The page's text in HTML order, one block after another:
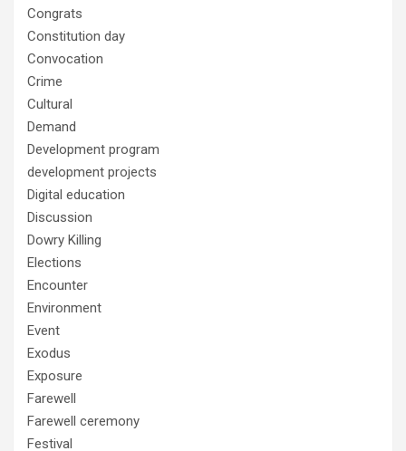
Congrats
Constitution day
Convocation
Crime
Cultural
Demand
Development program
development projects
Digital education
Discussion
Dowry Killing
Elections
Encounter
Environment
Event
Exodus
Exposure
Farewell
Farewell ceremony
Festival